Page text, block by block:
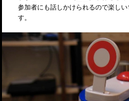
参加者にも話しかけられるので楽し
す。